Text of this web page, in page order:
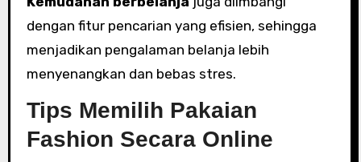
dengan fitur pencarian yang efisien, sehingga
menjadikan pengalaman belanja lebih
menyenangkan dan bebas stres.
Tips Memilih Pakaian
Fashion Secara Online